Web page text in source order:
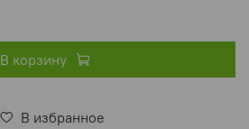
В избранное
В корзину